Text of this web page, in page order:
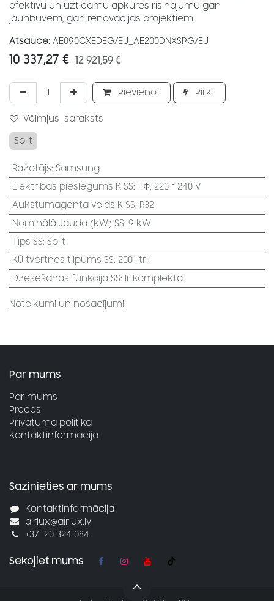
efektīvu un uzticamu apkures risinājumu gan
jaunbūvēm, gan renovācijas projektiem.
Atsauce: AE090CXEDEG/EU_AE200DNXSPG/EU
10 337,27 € 12 921,59€
Pievienot Pirkt
Vēlmjus_saraksts
Split
Ražotājs: Samsung
Elektrības pieslēgums K SS: 1 Φ, 220 ~ 240 V
Aukstumaģenta veids K SS: R32
Nominālā Jauda (kW) SS: 9 kW
Tips SS: Split
KŪ tvertnes tilpums SS: 200 litri
Dzesēšanas funkcija SS: Ir komplektā
Noteikumi un nosacījumi
Par mums
Par mums
Preces
Privātuma politika
Kontaktinformācija
Sazinieties ar mums
Kontaktinformācija
airlux@airlux.lv
+371 20 324 084
Sekojiet mums